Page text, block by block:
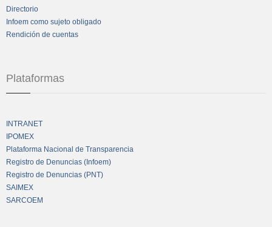
Directorio
Infoem como sujeto obligado
Rendición de cuentas
Plataformas
INTRANET
IPOMEX
Plataforma Nacional de Transparencia
Registro de Denuncias (Infoem)
Registro de Denuncias (PNT)
SAIMEX
SARCOEM